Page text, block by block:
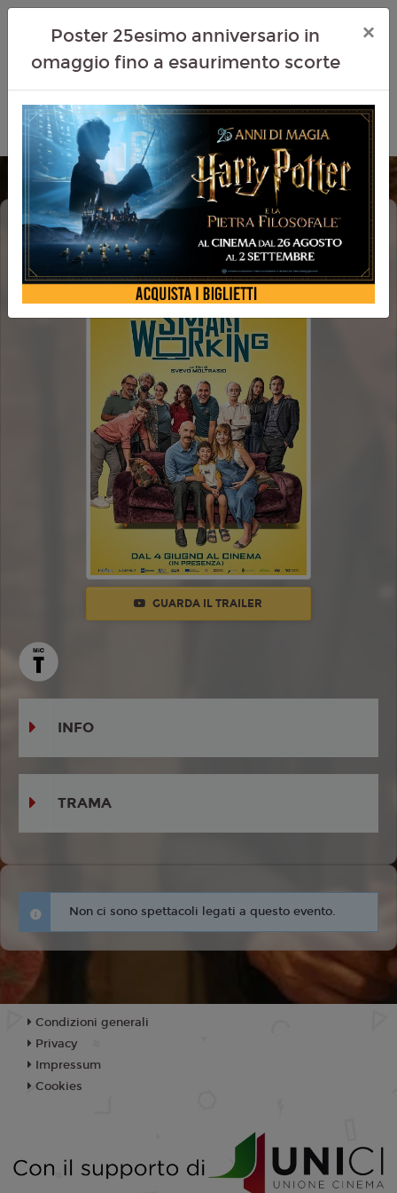
SMART WORKING
GUARDA IL TRAILER
INFO
TRAMA
Non ci sono spettacoli legati a questo evento.
Poster 25esimo anniversario in
omaggio fino a esaurimento scorte
×
Condizioni generali
Privacy
Impressum
Cookies